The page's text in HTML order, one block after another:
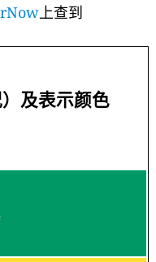
上查到
及表示颜色